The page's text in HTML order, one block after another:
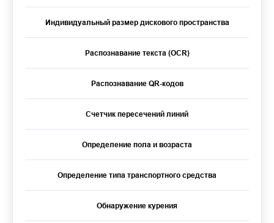
Индивидуальный размер дискового пространства
Распознавание текста (OCR)
Распознавание QR-кодов
Счетчик пересечений линий
Определение пола и возраста
Определение типа транспортного средства
Обнаружение курения